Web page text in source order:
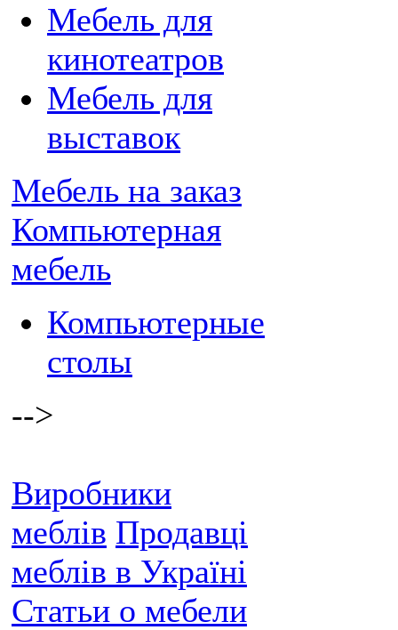
Мебель для
кинотеатров
Мебель для
выставок
Мебель на заказ
Компьютерная
мебель
Компьютерные
столы
-->
Виробники
меблів Продавці
меблів в Україні
Статьи о мебели